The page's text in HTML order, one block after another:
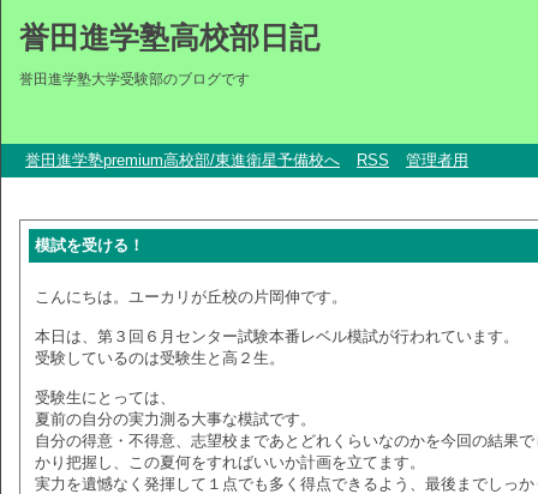
誉田進学塾高校部日記
誉田進学塾大学受験部のブログです
誉田進学塾premium高校部/東進衛星予備校へ RSS 管理者用
模試を受ける！
こんにちは。ユーカリが丘校の片岡伸です。
本日は、第３回６月センター試験本番レベル模試が行われています。
受験しているのは受験生と高２生。
受験生にとっては、
夏前の自分の実力測る大事な模試です。
自分の得意・不得意、志望校まであとどれくらいなのかを今回の結果で
かり把握し、この夏何をすればいいか計画を立てます。
実力を遺憾なく発揮して１点でも多く得点できるよう、最後までしっか